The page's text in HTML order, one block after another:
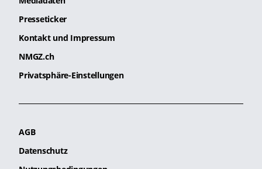
Presseticker
Kontakt und Impressum
NMGZ.ch
Privatsphäre-Einstellungen
AGB
Datenschutz